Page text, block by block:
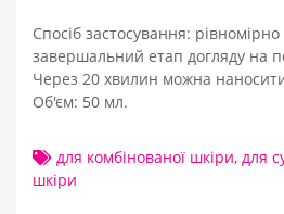
Спосіб застосування:
завершальний етап догляду на
Через 20 хвилин можна
Об'єм: 50 мл.
для комбінованої шкіри, для
шкіри